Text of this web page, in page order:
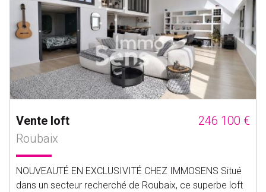
Vente loft
246 100 €
Roubaix
NOUVEAUTÉ EN EXCLUSIVITÉ CHEZ IMMOSENS Situé
dans un secteur recherché de Roubaix, ce superbe loft